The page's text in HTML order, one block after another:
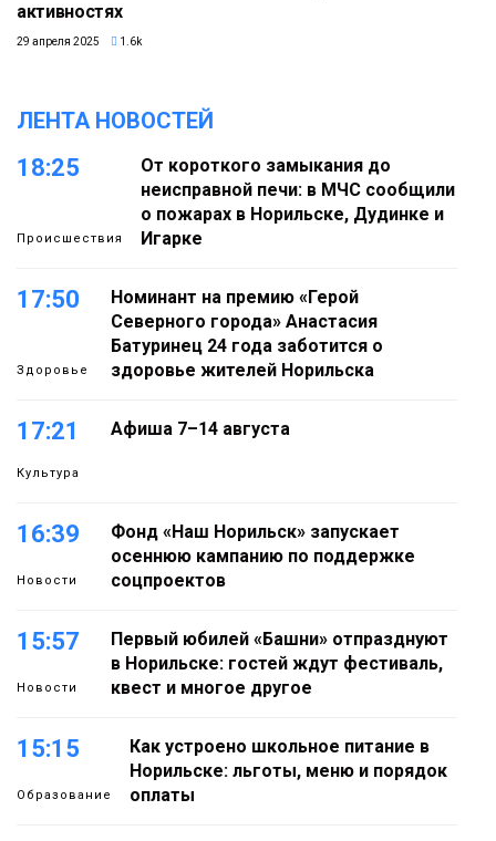
активностях
29 апреля 2025 1.6k
ЛЕНТА НОВОСТЕЙ
18:25
Происшествия
От короткого замыкания до
неисправной печи: в МЧС сообщили
о пожарах в Норильске, Дудинке и
Игарке
17:50
Здоровье
Номинант на премию «Герой
Северного города» Анастасия
Батуринец 24 года заботится о
здоровье жителей Норильска
17:21
Культура
Афиша 7–14 августа
16:39
Новости
Фонд «Наш Норильск» запускает
осеннюю кампанию по поддержке
соцпроектов
15:57
Новости
Первый юбилей «Башни» отпразднуют
в Норильске: гостей ждут фестиваль,
квест и многое другое
15:15
Образование
Как устроено школьное питание в
Норильске: льготы, меню и порядок
оплаты